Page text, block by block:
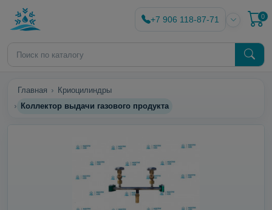
+7 906 118-87-71 0
Главная
Криоцилиндры
Коллектор выдачи газового продукта